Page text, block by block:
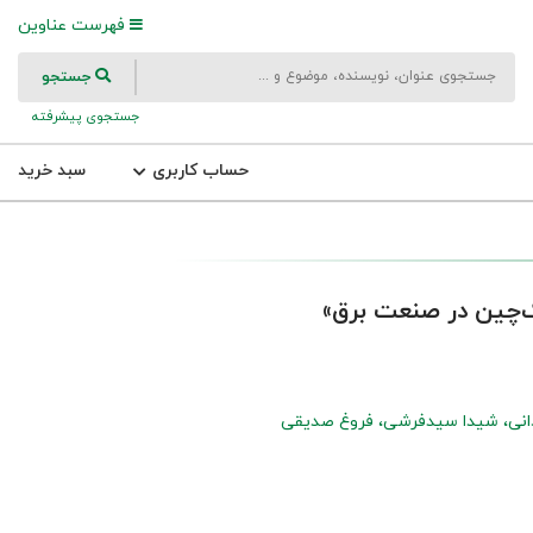
فهرست عناوین
جستجو
جستجوی پیشرفته
حساب کاربری سبد خرید
در صنعت برق»
شیدا سیدفرشی فروغ صدیقی